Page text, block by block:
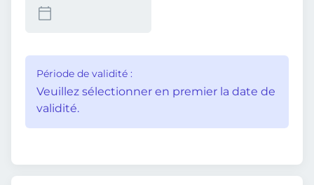
Période de validité :
Veuillez sélectionner en premier la date de
validité.